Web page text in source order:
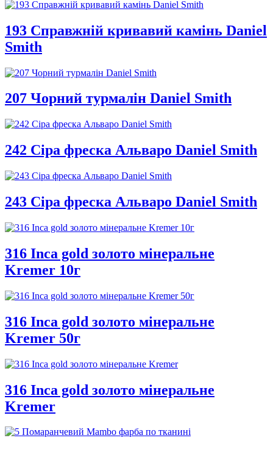
193 Справжній кривавий камінь Daniel
Smith
207 Чорний турмалін Daniel Smith
242 Сіра фреска Альваро Daniel Smith
243 Сіра фреска Альваро Daniel Smith
316 Inca gold золото мінеральне
Kremer 10г
316 Inca gold золото мінеральне
Kremer 50г
316 Inca gold золото мінеральне
Kremer